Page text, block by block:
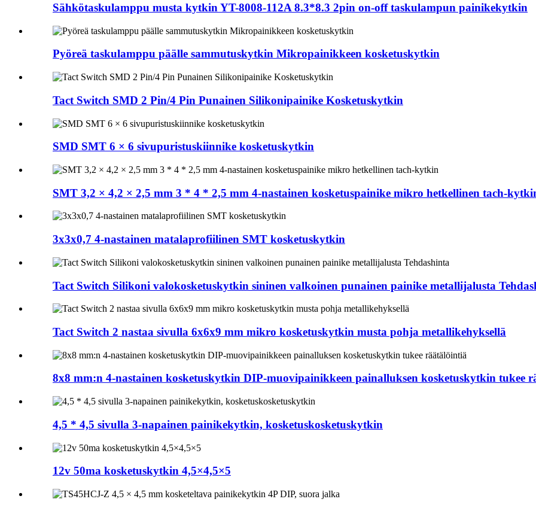
Sähkötaskulamppu musta kytkin YT-8008-112A 8.3*8.3 2pin on-off taskulampun painikekytkin
Pyöreä taskulamppu päälle sammutuskytkin Mikropainikkeen kosketuskytkin
Tact Switch SMD 2 Pin/4 Pin Punainen Silikonipainike Kosketuskytkin
SMD SMT 6 × 6 sivupuristuskiinnike kosketuskytkin
SMT 3,2 × 4,2 × 2,5 mm 3 * 4 * 2,5 mm 4-nastainen kosketuspainike mikro hetkellinen tach-
3x3x0,7 4-nastainen matalaprofiilinen SMT kosketuskytkin
Tact Switch Silikoni valokosketuskytkin sininen valkoinen punainen painike metallijalusta
Tact Switch 2 nastaa sivulla 6x6x9 mm mikro kosketuskytkin musta pohja metallikehyksellä
8x8 mm:n 4-nastainen kosketuskytkin DIP-muovipainikkeen painalluksen kosketuskytkin tukee
4,5 * 4,5 sivulla 3-napainen painikekytkin, kosketuskosketuskytkin
12v 50ma kosketuskytkin 4,5×4,5×5